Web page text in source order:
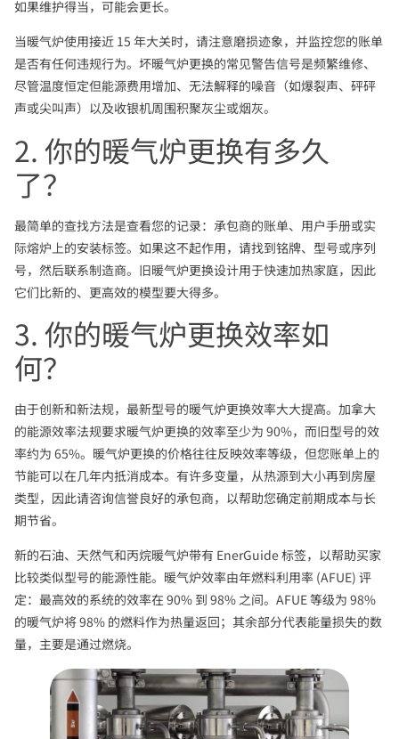
如果维护得当，可能会更长。
当暖气炉使用接近 15 年大关时，请注意磨损迹象，并监控您的账单
是否有任何违规行为。坏暖气炉更换的常见警告信号是频繁维修、
尽管温度恒定但能源费用增加、无法解释的噪音（如爆裂声、砰砰
声或尖叫声）以及收银机周围积聚灰尘或烟灰。
2. 你的暖气炉更换有多久
了？
最简单的查找方法是查看您的记录：承包商的账单、用户手册或实
际熔炉上的安装标签。如果这不起作用，请找到铭牌、型号或序列
号，然后联系制造商。旧暖气炉更换设计用于快速加热家庭，因此
它们比新的、更高效的模型要大得多。
3. 你的暖气炉更换效率如
何？
由于创新和新法规，最新型号的暖气炉更换效率大大提高。加拿大
的能源效率法规要求暖气炉更换的效率至少为 90%，而旧型号的效
率约为 65%。暖气炉更换的价格往往反映效率等级，但您账单上的
节能可以在几年内抵消成本。有许多变量，从热源到大小再到房屋
类型，因此请咨询信誉良好的承包商，以帮助您确定前期成本与长
期节省。
新的石油、天然气和丙烷暖气炉带有 EnerGuide 标签，以帮助买家
比较类似型号的能源性能。暖气炉效率由年燃料利用率 (AFUE) 评
定：最高效的系统的效率在 90% 到 98% 之间。AFUE 等级为 98%
的暖气炉将 98% 的燃料作为热量返回；其余部分代表能量损失的数
量，主要是通过燃烧。